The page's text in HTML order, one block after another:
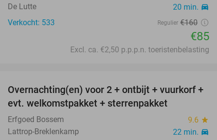
De Lutte 20 min. directions_car
Verkocht: 533 Regulier €160
€85
Excl. ca. €2,50 p.p.p.n. toeristenbelasting
33%
Overnachting(en) voor 2 + ontbijt + vuurkorf +
evt. welkomstpakket + sterrenpakket
Erfgoed Bossem 9.6 star
Lattrop-Breklenkamp 22 min. directions_car